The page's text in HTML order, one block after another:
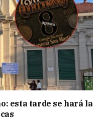
esta tarde se hará la